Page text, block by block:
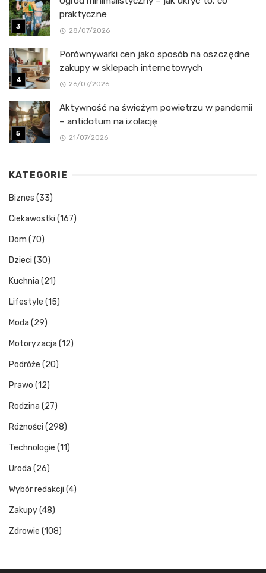
praktyczne
28/07/2026
Porównywarki cen jako sposób na oszczędne
zakupy w sklepach internetowych
26/07/2026
Aktywność na świeżym powietrzu w pandemii
– antidotum na izolację
21/07/2026
KATEGORIE
Biznes (33)
Ciekawostki (167)
Dom (70)
Dzieci (30)
Kuchnia (21)
Lifestyle (15)
Moda (29)
Motoryzacja (12)
Podróże (20)
Prawo (12)
Rodzina (27)
Różności (298)
Technologie (11)
Uroda (26)
Wybór redakcji (4)
Zakupy(48)
Zdrowie (108)